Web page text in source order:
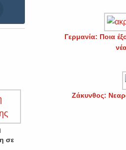
σε
Γερμανία: Ποια
Ζάκυνθος: